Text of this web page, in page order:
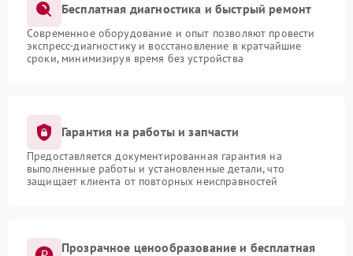
Бесплатная диагностика и быстрый ремонт
Современное оборудование и опыт позволяют провести
экспресс-диагностику и восстановление в кратчайшие
сроки, минимизируя время без устройства
Гарантия на работы и запчасти
Предоставляется документированная гарантия на
выполненные работы и установленные детали, что
защищает клиента от повторных неисправностей
Прозрачное ценообразование и бесплатная